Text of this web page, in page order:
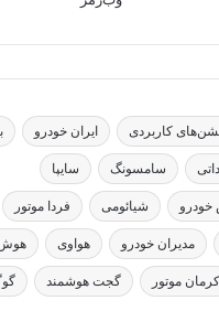
کاربردی ایران خودرو
سامسونگ سایپا
شیائومی فردا موتور
مدیران خودرو هواوی
کرمان موتور گجت هوشمند